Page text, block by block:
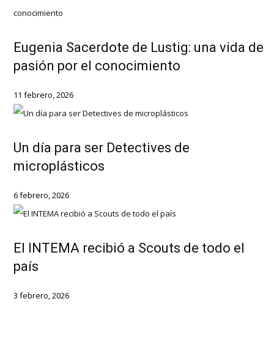
Eugenia Sacerdote de Lustig: una vida de
pasión por el conocimiento
11 febrero, 2026
Un día para ser Detectives de
microplásticos
6 febrero, 2026
El INTEMA recibió a Scouts de todo el
país
3 febrero, 2026